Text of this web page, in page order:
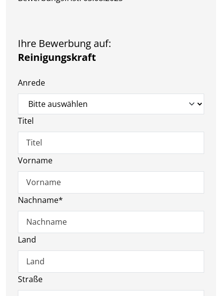
Ihre Bewerbung auf:
Reinigungskraft
Anrede
Titel
Vorname
Nachname*
Land
Straße